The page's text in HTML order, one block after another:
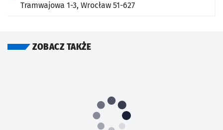
Tramwajowa 1-3, Wrocław 51-627
ZOBACZ TAKŻE